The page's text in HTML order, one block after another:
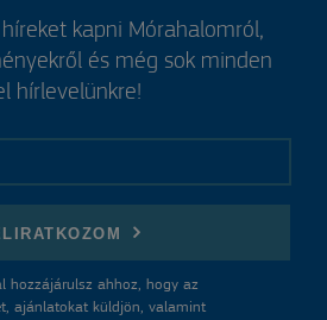
kapni Mórahalomról,
és még sok minden
hírlevelünkre!
hozzájárulsz ahhoz, hogy az
ajánlatokat küldjön, valamint